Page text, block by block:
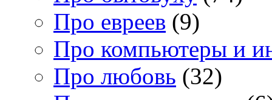
Про евреев (9)
Про компьютеры и
Про любовь (32)